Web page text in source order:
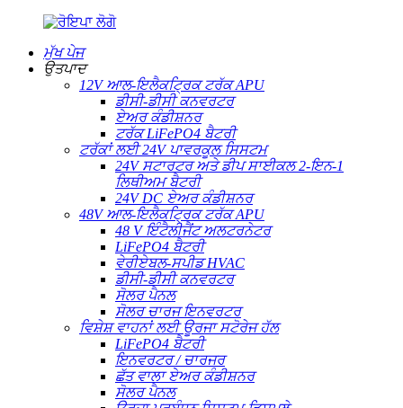
ਮੁੱਖ ਪੇਜ
ਉਤਪਾਦ
12V ਆਲ-ਇਲੈਕਟ੍ਰਿਕ ਟਰੱਕ APU
ਡੀਸੀ-ਡੀਸੀ ਕਨਵਰਟਰ
ਏਅਰ ਕੰਡੀਸ਼ਨਰ
ਟਰੱਕ LiFePO4 ਬੈਟਰੀ
ਟਰੱਕਾਂ ਲਈ 24V ਪਾਵਰਕੂਲ ਸਿਸਟਮ
24V ਸਟਾਰਟਰ ਅਤੇ ਡੀਪ ਸਾਈਕਲ 2-ਇਨ-1
ਲਿਥੀਅਮ ਬੈਟਰੀ
24V DC ਏਅਰ ਕੰਡੀਸ਼ਨਰ
48V ਆਲ-ਇਲੈਕਟ੍ਰਿਕ ਟਰੱਕ APU
48 V ਇੰਟੈਲੀਜੈਂਟ ਅਲਟਰਨੇਟਰ
LiFePO4 ਬੈਟਰੀ
ਵੇਰੀਏਬਲ-ਸਪੀਡ HVAC
ਡੀਸੀ-ਡੀਸੀ ਕਨਵਰਟਰ
ਸੋਲਰ ਪੈਨਲ
ਸੋਲਰ ਚਾਰਜ ਇਨਵਰਟਰ
ਵਿਸ਼ੇਸ਼ ਵਾਹਨਾਂ ਲਈ ਊਰਜਾ ਸਟੋਰੇਜ ਹੱਲ
LiFePO4 ਬੈਟਰੀ
ਇਨਵਰਟਰ / ਚਾਰਜਰ
ਛੱਤ ਵਾਲਾ ਏਅਰ ਕੰਡੀਸ਼ਨਰ
ਸੋਲਰ ਪੈਨਲ